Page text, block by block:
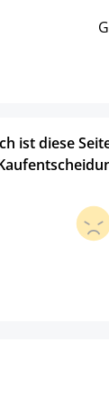
ist diese